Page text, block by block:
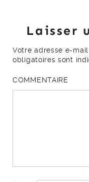
Laisser
Votre adresse e-
obligatoires sont
COMMENTAIRE